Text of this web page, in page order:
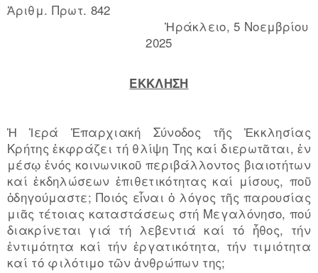
Ἀριθμ. Πρωτ. 842
Ἡράκλειο, 5 Νοεμβρίου
2025
ΕΚΚΛΗΣΗ
Ἡ Ἱερά Ἐπαρχιακή Σύνοδος τῆς Ἐκκλησίας
Κρήτης ἐκφράζει τή θλίψη Της καί διερωτᾶται, ἐν
μέσῳ ἑνός κοινωνικοῦ περιβάλλοντος βιαιοτήτων
καί ἐκδηλώσεων ἐπιθετικότητας καί μίσους, ποῦ
ὁδηγούμαστε; Ποιός εἶναι ὁ λόγος τῆς παρουσίας
μιᾶς τέτοιας καταστάσεως στή Μεγαλόνησο, πού
διακρίνεται γιά τή λεβεντιά καί τό ἦθος, τήν
ἐντιμότητα καί τήν ἐργατικότητα, τήν τιμιότητα
καί τό φιλότιμο τῶν ἀνθρώπων της;